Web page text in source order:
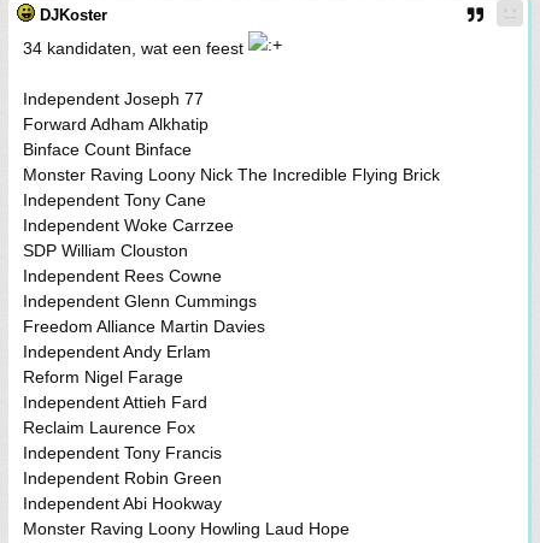
DJKoster
34 kandidaten, wat een feest
Independent Joseph 77
Forward Adham Alkhatip
Binface Count Binface
Monster Raving Loony Nick The Incredible Flying Brick
Independent Tony Cane
Independent Woke Carrzee
SDP William Clouston
Independent Rees Cowne
Independent Glenn Cummings
Freedom Alliance Martin Davies
Independent Andy Erlam
Reform Nigel Farage
Independent Attieh Fard
Reclaim Laurence Fox
Independent Tony Francis
Independent Robin Green
Independent Abi Hookway
Monster Raving Loony Howling Laud Hope